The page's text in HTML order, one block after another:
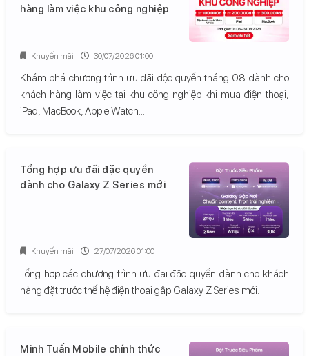
hàng làm việc khu công nghiệp
Khám phá chương trình ưu đãi độc quyền tháng 08 dành cho
khách hàng làm việc tại khu công nghiệp khi mua điện thoại,
iPad, MacBook, Apple Watch...
Khuyến mãi 30/07/2026 01:00
Tổng hợp ưu đãi đặc quyền
dành cho Galaxy Z Series mới
Tổng hợp các chương trình ưu đãi đặc quyền dành cho khách
hàng đặt trước thế hệ điện thoại gập Galaxy Z Series mới.
Khuyến mãi 27/07/2026 01:00
Minh Tuấn Mobile chính thức